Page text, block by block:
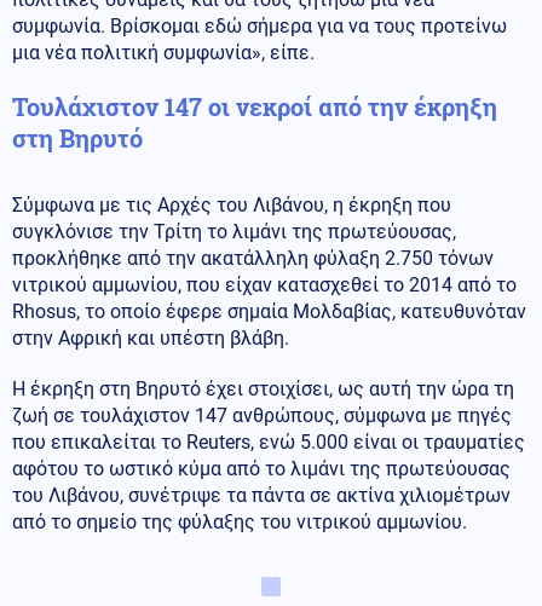
συμφωνία. Βρίσκομαι εδώ σήμερα για να τους προτείνω
μια νέα πολιτική συμφωνία», είπε.
Τουλάχιστον 147 οι νεκροί από την έκρηξη
στη Βηρυτό
Σύμφωνα με τις Αρχές του Λιβάνου, η έκρηξη που
συγκλόνισε την Τρίτη το λιμάνι της πρωτεύουσας,
προκλήθηκε από την ακατάλληλη φύλαξη 2.750 τόνων
νιτρικού αμμωνίου, που είχαν κατασχεθεί το 2014 από το
Rhosus, το οποίο έφερε σημαία Μολδαβίας, κατευθυνόταν
στην Αφρική και υπέστη βλάβη.
H έκρηξη στη Βηρυτό έχει στοιχίσει, ως αυτή την ώρα τη
ζωή σε τουλάχιστον 147 ανθρώπους, σύμφωνα με πηγές
που επικαλείται το Reuters, ενώ 5.000 είναι οι τραυματίες
αφότου το ωστικό κύμα από το λιμάνι της πρωτεύουσας
του Λιβάνου, συνέτριψε τα πάντα σε ακτίνα χιλιομέτρων
από το σημείο της φύλαξης του νιτρικού αμμωνίου.